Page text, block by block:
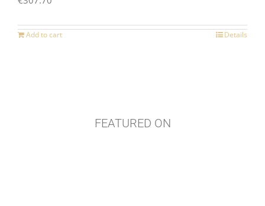
Add to cart Details
FEATURED ON